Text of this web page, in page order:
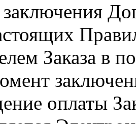
Заказа в
оплаты